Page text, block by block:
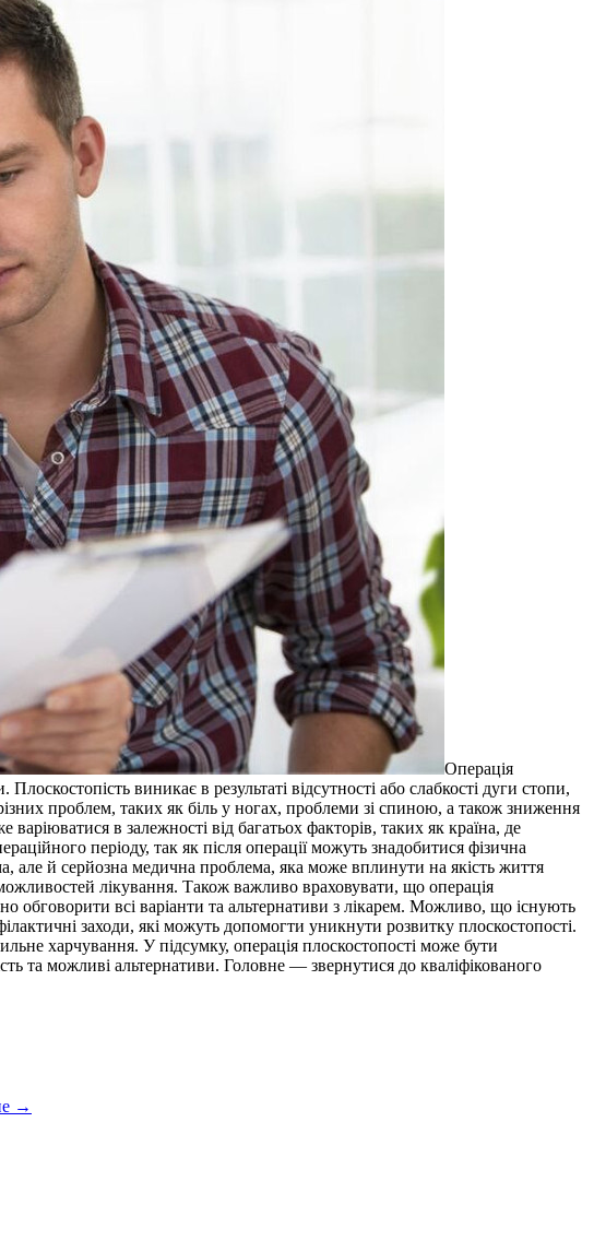
Oпeрaція
виникає в результаті відсутності або слабкості дуги стопи,
проблем, таких як біль у ногах, проблеми зі спиною, а також зниження
в залежності від багатьох факторів, таких як країна, де
періоду, так як після операції можуть знадобитися фізична
але й серйозна медична проблема, яка може вплинути на якість життя
лікування. Також важливо враховувати, що операція
обговорити всі варіанти та альтернативи з лікарем. Можливо, що існують
заходи, які можуть допомогти уникнути розвитку плоскостопості.
харчування. У підсумку, операція плоскостопості може бути
та можливі альтернативи. Головне — звернутися до кваліфікованого
→